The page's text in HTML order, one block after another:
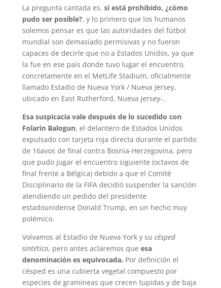
La pregunta cantada es, si está prohibido, ¿cómo
pudo ser posible?, y lo primero que los humanos
solemos pensar es que las autoridades del fútbol
mundial son demasiado permisivas y no fueron
capaces de decirle que no a Estados Unidos, ya que
la fue en ese país donde tuvo lugar el encuentro,
concretamente en el MetLife Stadium, oficialmente
llamado Estadio de Nueva York / Nueva Jersey,
ubicado en East Rutherford, Nueva Jersey-.
Esa suspicacia vale después de lo sucedido con
Folarin Balogun, el delantero de Estados Unidos
expulsado con tarjeta roja directa durante el partido
de 16avos de final contra Bosnia-Herzegovina, pero
que pudo jugar el encuentro siguiente (octavos de
final frente a Bélgica) debido a que el Comité
Disciplinario de la FIFA decidió suspender la sanción
atendiendo un pedido del presidente
estadounidense Donald Trump, en un hecho muy
polémico.
Volvamos al Estadio de Nueva York y su césped
sintético, pero antes aclaremos que esa
denominación es equivocada. Por definición el
césped es una cubierta vegetal compuesto por
especies de gramíneas que crecen tupidas y de baja